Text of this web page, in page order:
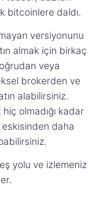
bitcoinlere daldı.
versiyonunu
almak için birkaç
veya
brokerden ve
alabilirsiniz.
olmadığı kadar
daha
yolu ve izlemeniz